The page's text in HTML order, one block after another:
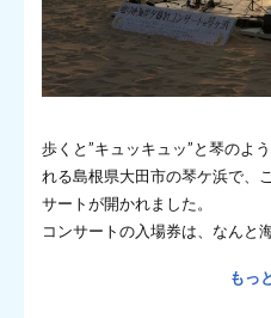
歩くと”キュッキュッ”と琴のよ
れる島根県大田市の琴ケ浜で、
サートが開かれました。
コンサートの入場券は、なんと
もっ